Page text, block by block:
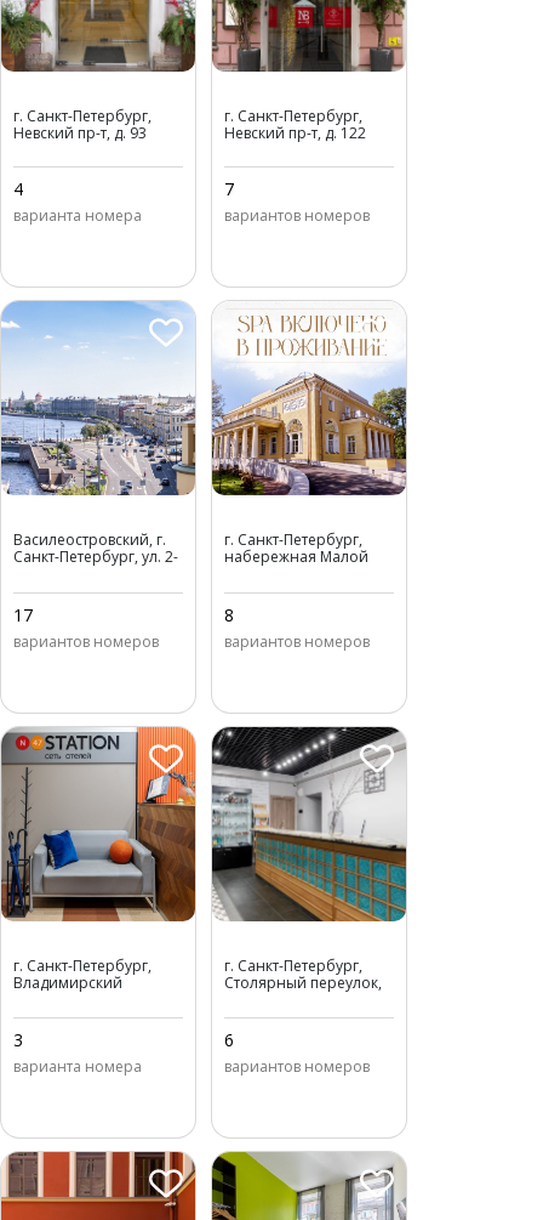
Невский Берег 93
г. Санкт-Петербург,
Невский пр-т, д. 93
4
варианта номера
Отель "Невский Берег
122"
г. Санкт-Петербург,
Невский пр-т, д. 122
7
вариантов номеров
Василеостровский, г.
Санкт-Петербург, ул. 2-
острова, д. 61/30А
17
вариантов номеров
принца
Ольденбургского
г. Санкт-Петербург,
набережная Малой
8
вариантов номеров
г. Санкт-Петербург,
Владимирский
3
варианта номера
г. Санкт-Петербург,
Столярный переулок,
6
вариантов номеров